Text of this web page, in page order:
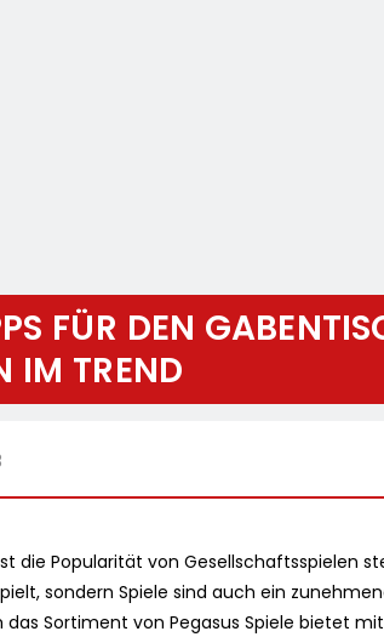
FÜR DEN
IM TREND
die Popularität von Gesellschaftsspielen
sondern Spiele sind auch ein
das Sortiment von Pegasus Spiele bietet